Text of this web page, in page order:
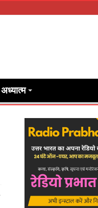
अध्यात्म